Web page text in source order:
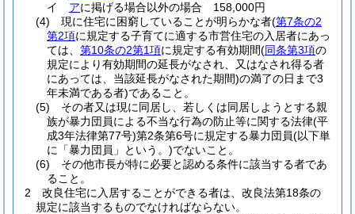
イ
アに掲げる場合以外の場合 158,000円
(4)
現に住宅に困窮していることが明らかな者(第7条の2
第2項に規定する子育てに適する市営住宅の入居者にあっ
ては、 第10条の2第1項に規定する有効期間(同条第3項の
規定により有効期間の延長がなされ、又はなされ得る者
にあっては、当該延長がなされた期間)の満了の日まで3
年未満である者)であること。
(5)
その者又は現に同居し、若しくは同居しようとする親
族が暴力団員による不当な行為の防止等に関する法律(平
成3年法律第77号)第2条第6号に規定する暴力団員(以下単
に「暴力団員」という。)でないこと。
(6)
その他市長が特に必要と認める条件に該当する者であ
ること。
2
改良住宅に入居することができる者は、改良法第18条の
規定に該当するものでなければならない。